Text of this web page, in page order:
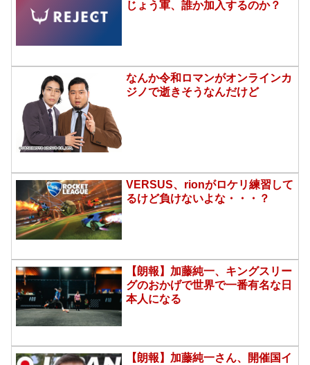
じょう軍、誰か加入するのか？
なんか令和ロマンがオンラインカ
ジノで逝きそうなんだけど
VERSUS、rionがロケリ練習して
るけど負けないよな・・・？
【朗報】加藤純一、キングスリー
グのおかげで世界で一番有名な日
本人になる
【朗報】加藤純一さん、開催国イ